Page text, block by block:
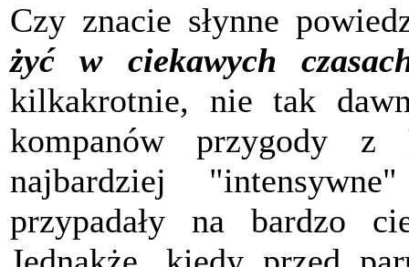
Czy znacie słynne
żyć w ciekawych
kilkakrotnie, nie tak
kompanów przygody z
najbardziej
przypadały na bardzo